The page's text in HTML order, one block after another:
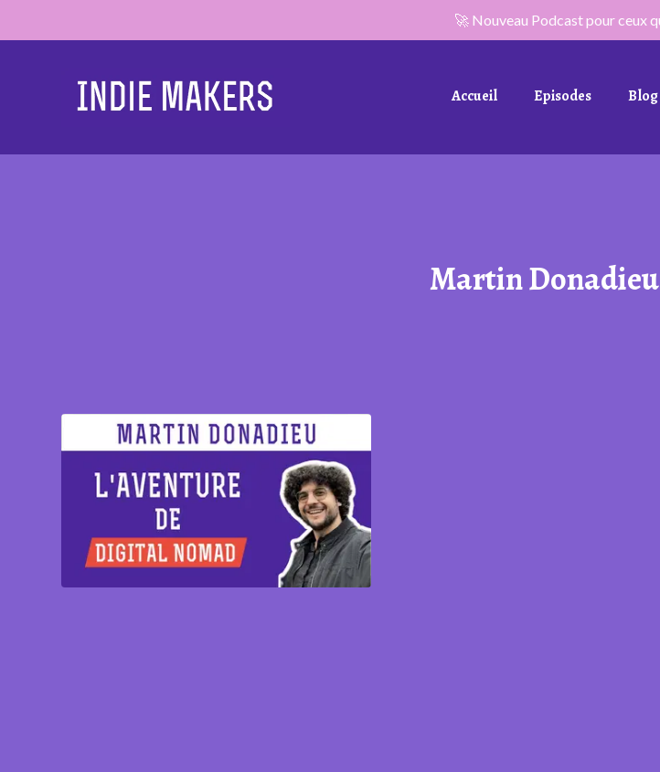
🚀 Nouveau Podcast pour ceux
Accueil Episodes Blog
Martin